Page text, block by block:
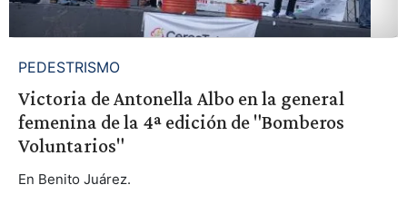
PEDESTRISMO
Victoria de Antonella Albo en la general
femenina de la 4ª edición de "Bomberos
Voluntarios"
En Benito Juárez.